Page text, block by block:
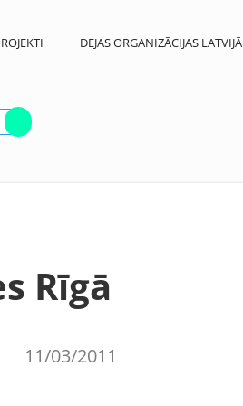
DEJAS ORGANIZĀCIJAS LATVIJĀ
Rīgā
11/03/2011